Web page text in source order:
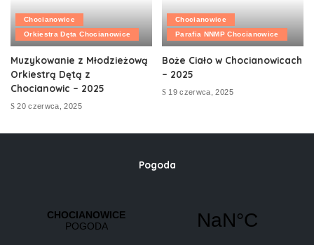
Chocianowice
Orkiestra Dęta Chocianowice
Muzykowanie z Młodzieżową
Orkiestrą Dętą z
Chocianowic – 2025
20 czerwca, 2025
Chocianowice
Parafia NNMP Chocianowice
Boże Ciało w Chocianowicach
– 2025
19 czerwca, 2025
Pogoda